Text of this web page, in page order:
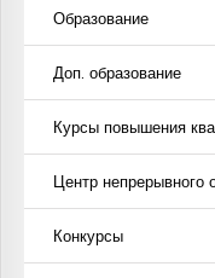
Образование
Доп. образование
Курсы повышения
Центр непрерывного
Конкурсы